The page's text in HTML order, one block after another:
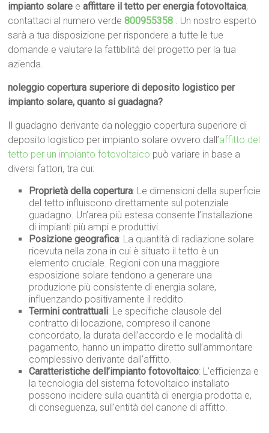
impianto solare eaffittare il tetto per energia fotovoltaica,
contattaci al numero verde800955358 . Un nostro esperto
sarà a tua disposizione per rispondere a tutte le tue
domande e valutare la fattibilità del progetto per la tua
azienda.
noleggio copertura superiore di deposito logistico per
impianto solare, quanto si guadagna?
Il guadagno derivante da noleggio copertura superiore di
deposito logistico per impianto solare ovvero dall’affitto del
tetto per un impianto fotovoltaico può variare in base a
diversi fattori, tra cui:
Proprietà della copertura: Le dimensioni della superficie
del tetto influiscono direttamente sul potenziale
guadagno. Un’area più estesa consente l’installazione
di impianti più ampi e produttivi.
Posizione geografica: La quantità di radiazione solare
ricevuta nella zona in cui è situato il tetto è un
elemento cruciale. Regioni con una maggiore
esposizione solare tendono a generare una
produzione più consistente di energia solare,
influenzando positivamente il reddito.
Termini contrattuali: Le specifiche clausole del
contratto di locazione, compreso il canone
concordato, la durata dell’accordo e le modalità di
pagamento, hanno un impatto diretto sull’ammontare
complessivo derivante dall’affitto.
Caratteristiche dell’impianto fotovoltaico: L’efficienza e
la tecnologia del sistema fotovoltaico installato
possono incidere sulla quantità di energia prodotta e,
di conseguenza, sull’entità del canone di affitto.